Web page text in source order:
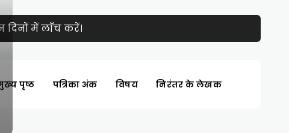
दिनों में लाँच करें।
पृष्ठ पत्रिका अंक विषय निरंतर के लेखक